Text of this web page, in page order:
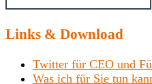
Links & Download
Twitter für CEO und
Was ich für Sie tun